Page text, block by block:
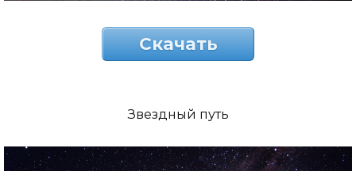
Скачать
Звездный путь